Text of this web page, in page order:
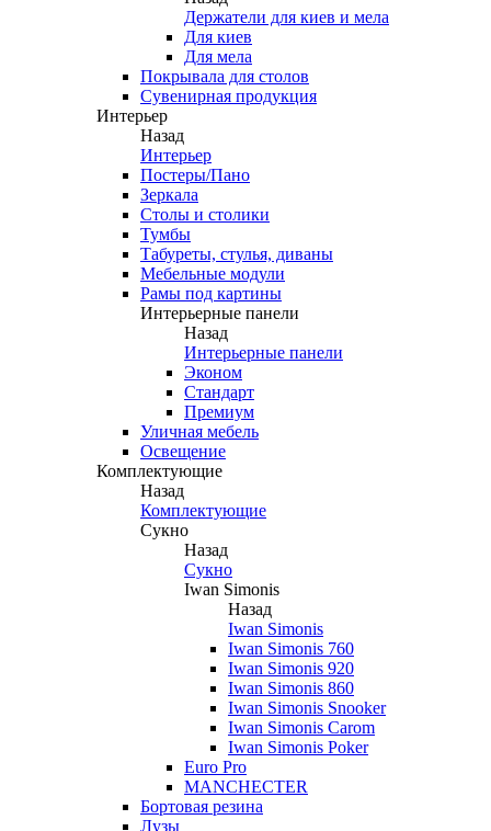
Держатели для киев и мела
Для киев
Для мела
Покрывала для столов
Сувенирная продукция
Интерьер
Назад
Интерьер
Постеры/Пано
Зеркала
Столы и столики
Тумбы
Табуреты, стулья, диваны
Мебельные модули
Рамы под картины
Интерьерные панели
Назад
Интерьерные панели
Эконом
Стандарт
Премиум
Уличная мебель
Освещение
Комплектующие
Назад
Комплектующие
Сукно
Назад
Сукно
Iwan Simonis
Назад
Iwan Simonis
Iwan Simonis 760
Iwan Simonis 920
Iwan Simonis 860
Iwan Simonis Snooker
Iwan Simonis Carom
Iwan Simonis Poker
Euro Pro
MANCHECTER
Бортовая резина
Лузы